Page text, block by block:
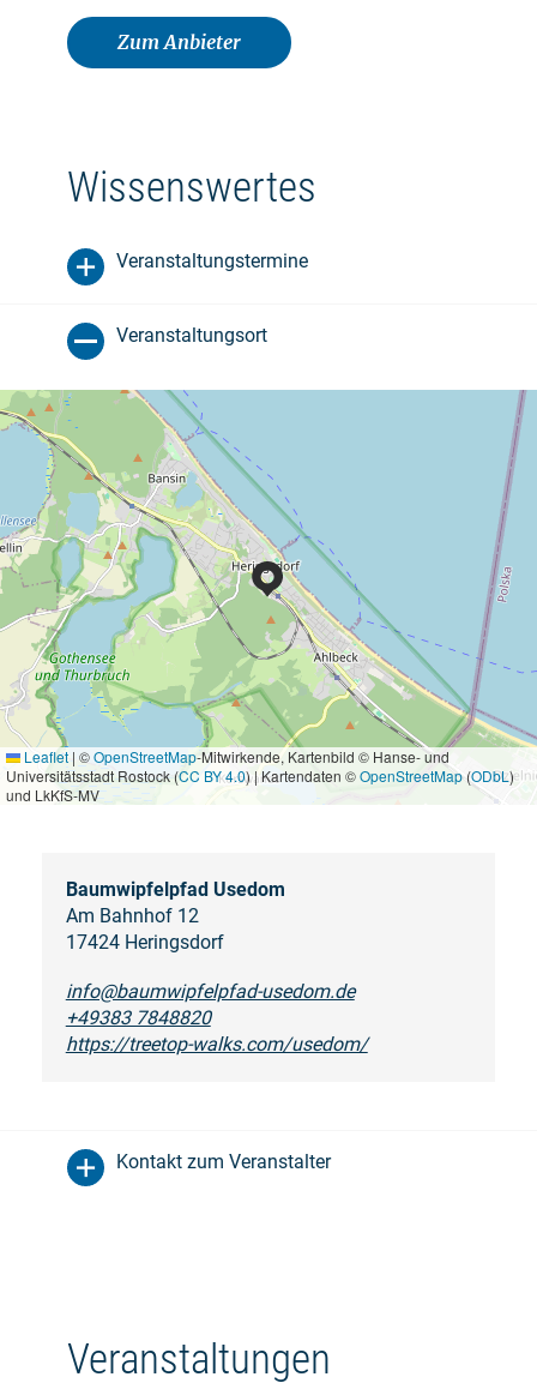
Zum Anbieter
Wissenswertes
Veranstaltungstermine
Veranstaltungsort
Leaflet | ©OpenStreetMap-Mitwirkende, Kartenbild © Hanse- und
Universitätsstadt Rostock (CC BY 4.0) | Kartendaten ©OpenStreetMap(ODbL)
und LkKfS-MV
Baumwipfelpfad Usedom
Am Bahnhof 12
17424 Heringsdorf
info@baumwipfelpfad-usedom.de
+49383 7848820
https://treetop-walks.com/usedom/
Kontakt zum Veranstalter
Veranstaltungen